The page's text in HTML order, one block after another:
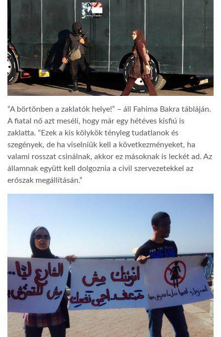
“A börtönben a zaklatók helye!” – áll Fahima Bakra tábláján.
A fiatal nő azt meséli, hogy már egy hétéves kisfiú is
zaklatta. “Ezek a kis kölykök tényleg tudatlanok és
szegények, de ha viselniük kell a következményeket, ha
valami rosszat csinálnak, akkor ez másoknak is leckét ad. Az
államnak együtt kell dolgoznia a civil szervezetekkel az
erőszak megállításán.”